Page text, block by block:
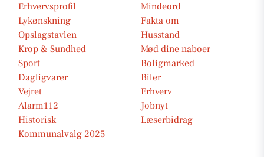
Erhvervsprofil
Mindeord
Lykønskning
Fakta om
Opslagstavlen
Husstand
Krop & Sundhed
Mød dine naboer
Sport
Boligmarked
Dagligvarer
Biler
Vejret
Erhverv
Alarm112
Jobnyt
Historisk
Læserbidrag
Kommunalvalg 2025